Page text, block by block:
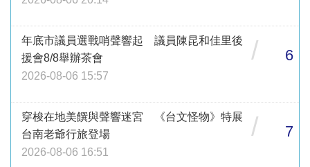
年底市議員選戰哨聲響起 議員陳昆和佳里後
援會8/8舉辦茶會
2026-08-06 15:57
/ 6
穿梭在地美饌與聲響迷宮 《台文怪物》特展
台南老爺行旅登場
2026-08-06 16:51
/ 7